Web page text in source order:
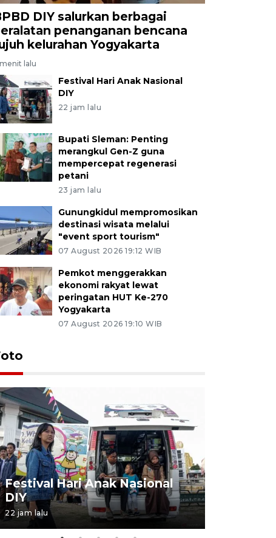
DIY salurkan berbagai
penanganan bencana
kelurahan Yogyakarta
lalu
Festival Hari Anak Nasional
DIY
22 jam lalu
Bupati Sleman: Penting
merangkul Gen-Z guna
mempercepat regenerasi
petani
23 jam lalu
Gunungkidul mempromosikan
destinasi wisata melalui
"event sport tourism"
07 August 2026 19:12 WIB
Pemkot menggerakkan
ekonomi rakyat lewat
peringatan HUT Ke-270
Yogyakarta
07 August 2026 19:10 WIB
Festival Hari Anak Nasional
DIY
22 jam lalu